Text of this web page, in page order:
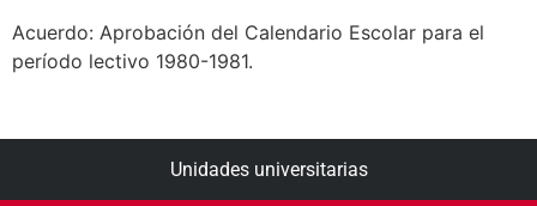
Acuerdo: Aprobación del Calendario Escolar para el
período lectivo 1980-1981.
Unidades universitarias